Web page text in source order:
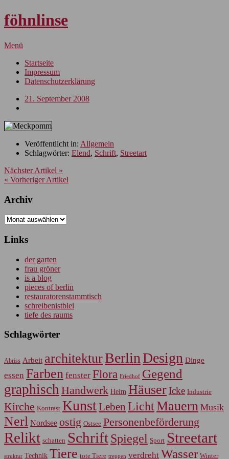
föhnlinse
Menü
Startseite
Impressum
Datenschutzerklärung
21. September 2008
Veröffentlicht in: Allgemein
Schlagwörter: Elend, Schrift, Streetart
Nächster Artikel »
« Vorheriger Artikel
Archiv
Archiv
Links
der garten
frau gröner
is a blog
pieces of berlin
restauratorenstammtisch
schreibenistblei
tiefe des raums
Schlagwörter
Abriss Arbeit architekturBerlin Design Dinge
essen Farben fenster Flora Friedhof Gegend
graphisch Handwerk Heim HäuserIcke Industrie
Kirche Kontrast KunstLeben LichtMauern Musik
Nerl Nordsee ostig Ostsee Personenbeförderung
Relikt schatten SchriftSpiegel Sport Streetart
struktur Technik Tiere tote Tiere treppen verdreht Wasser Winter